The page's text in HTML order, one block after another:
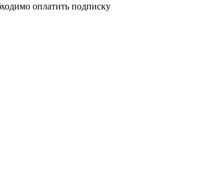
оплатить подписку